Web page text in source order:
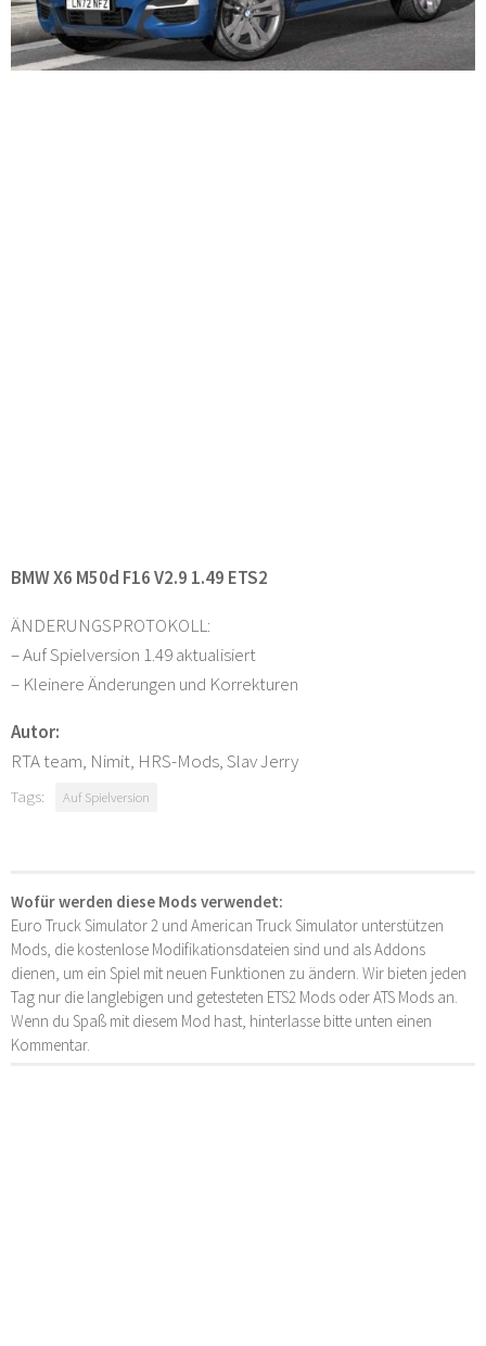
BMW X6 M50d F16 V2.9 1.49 ETS2
ÄNDERUNGSPROTOKOLL:
– Auf Spielversion 1.49 aktualisiert
– Kleinere Änderungen und Korrekturen
Autor:
RTA team, Nimit, HRS-Mods, Slav Jerry
Tags: Auf Spielversion
Wofür werden diese Mods verwendet:
Euro Truck Simulator 2 und American Truck Simulator unterstützen
Mods, die kostenlose Modifikationsdateien sind und als Addons
dienen, um ein Spiel mit neuen Funktionen zu ändern. Wir bieten jeden
Tag nur die langlebigen und getesteten ETS2 Mods oder ATS Mods an.
Wenn du Spaß mit diesem Mod hast, hinterlasse bitte unten einen
Kommentar.